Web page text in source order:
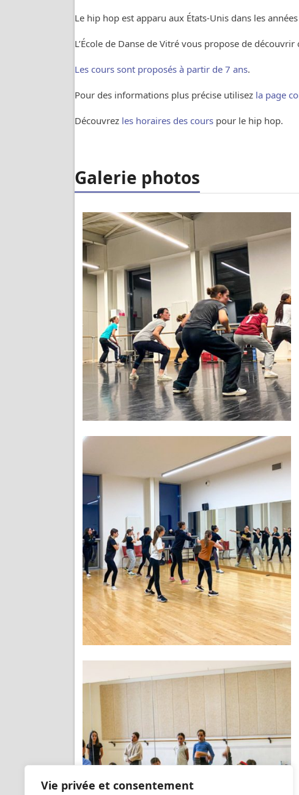
Vie privée et consentement
Le hip hop est apparu aux États-Unis dans les
L’École de Danse de Vitré vous propose de
Les cours sont proposés à partir de 7 ans.
Pour des informations plus précise utilisez la page
Découvrez les horaires des cours pour le hip hop.
Galerie photos